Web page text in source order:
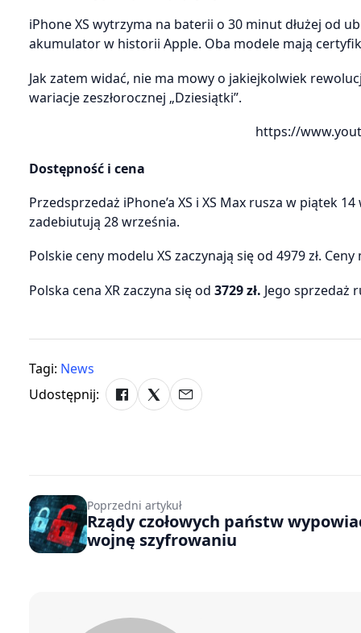
iPhone XS wytrzyma na baterii o 30 minut dłużej od
akumulator w historii Apple. Oba modele mają
Jak zatem widać, nie ma mowy o jakiejkolwiek
wariacje zeszłorocznej „Dziesiątki”.
https://
Dostępność i cena
Przedsprzedaż iPhone’a XS i XS Max rusza w piątek
zadebiutują 28 września.
Polskie ceny modelu XS zaczynają się od 4979 zł.
Polska cena XR zaczyna się od 3729 zł. Jego sprzedaż
Tagi: News
Udostępnij:
Poprzedni artykuł
Rządy czołowych państw
wojnę szyfrowaniu